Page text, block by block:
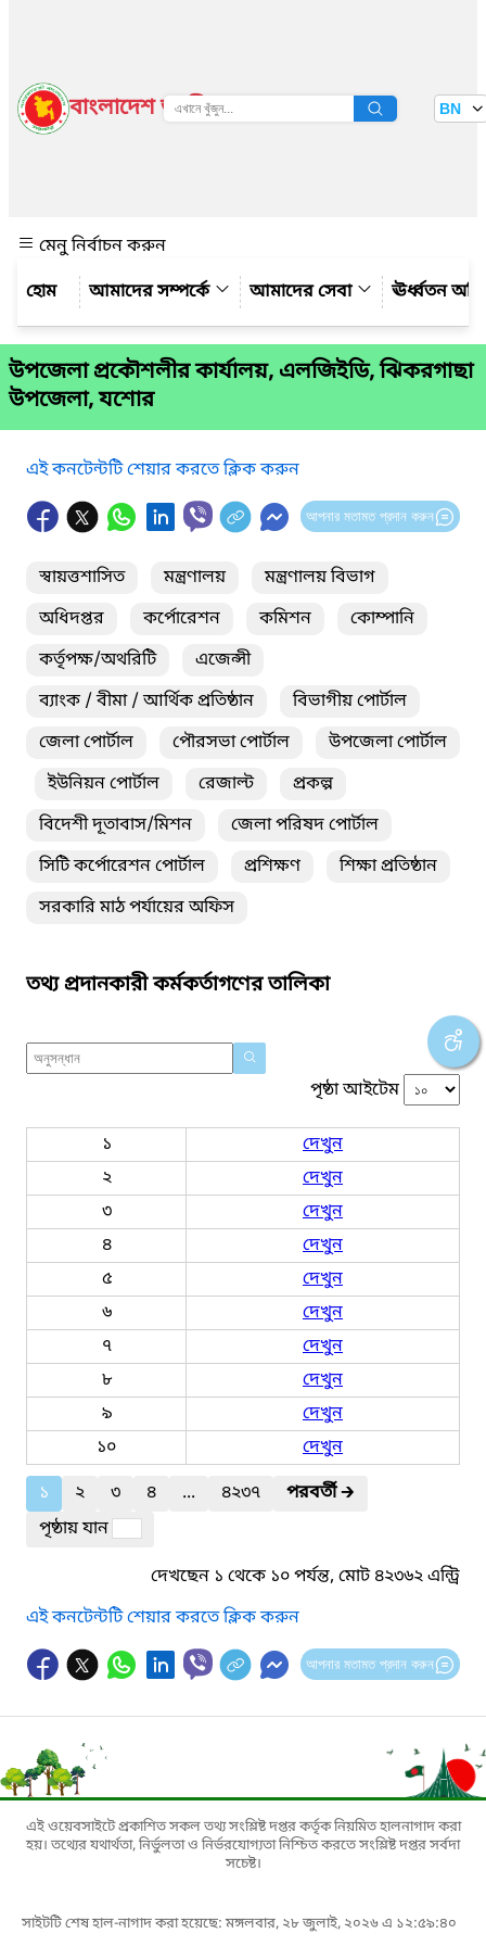
বাংলাদেশ জাতীয় তথ্য বাতায়ন BN
মেনু নির্বাচন করুন
আমাদের সম্পর্কে
আমাদের সেবা ঊর্ধ্বতন
উপজেলা প্রকৌশলীর কার্যালয়, এলজিইডি, ঝিকরগাছা
উপজেলা, যশোর
এই কনটেন্টটি শেয়ার করতে ক্লিক করুন
আপনার মতামত প্রদান করুন
স্বায়ত্তশাসিত মন্ত্রণালয়
মন্ত্রণালয় বিভাগ
অধিদপ্তর
কর্পোরেশন কমিশন
কোম্পানি
কর্তৃপক্ষ/অথরিটি
এজেন্সী
ব্যাংক / বীমা / আর্থিক প্রতিষ্ঠান
বিভাগীয় পোর্টাল
জেলা পোর্টাল
পৌরসভা পোর্টাল
উপজেলা পোর্টাল
ইউনিয়ন পোর্টাল
রেজাল্ট
প্রকল্প
বিদেশী দূতাবাস/মিশন
জেলা পরিষদ পোর্টাল
সিটি কর্পোরেশন পোর্টাল
প্রশিক্ষণ
শিক্ষা প্রতিষ্ঠান
সরকারি মাঠ পর্যায়ের অফিস
তথ্য প্রদানকারী কর্মকর্তাগণের তালিকা
পৃষ্ঠা আইটেম
১
দেখুন
২
দেখুন
৩
দেখুন
৪
দেখুন
৫
দেখুন
৬
দেখুন
৭
দেখুন
৮
দেখুন
৯
দেখুন
১০
দেখুন
১
২ ৩ ৪ ... ৪২৩৭ পরবর্তী🡲
পৃষ্ঠায় যান
দেখছেন ১ থেকে ১০ পর্যন্ত, মোট ৪২৩৬২ এন্ট্রি
এই কনটেন্টটি শেয়ার করতে ক্লিক করুন
আপনার মতামত প্রদান করুন
এই ওয়েবসাইটে প্রকাশিত সকল তথ্য সংশ্লিষ্ট দপ্তর কর্তৃক নিয়মিত হালনাগাদ করা
হয়। তথ্যের যথার্থতা, নির্ভুলতা ও নির্ভরযোগ্যতা নিশ্চিত করতে সংশ্লিষ্ট দপ্তর সর্বদা
সচেষ্ট।
সাইটটি শেষ হাল-নাগাদ করা হয়েছে: মঙ্গলবার, ২৮ জুলাই, ২০২৬ এ ১২:৫৯:৪০